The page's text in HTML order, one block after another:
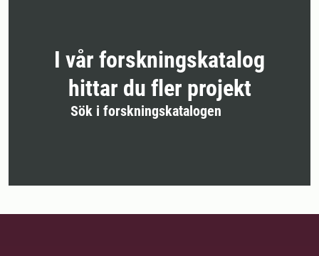
I vår forskningskatalog
hittar du fler projekt
Sök i forskningskatalogen